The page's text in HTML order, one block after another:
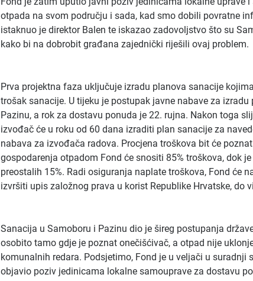
otpada na svom području i sada, kad smo dobili povratne
istaknuo je direktor Balen te iskazao zadovoljstvo što su
kako bi na dobrobit građana zajednički riješili ovaj problem.
Prva projektna faza uključuje izradu planova sanacije
trošak sanacije. U tijeku je postupak javne nabave za
Pazinu, a rok za dostavu ponuda je 22. rujna. Nakon toga
izvođač će u roku od 60 dana izraditi plan sanacije za
nabava za izvođača radova. Procjena troškova bit će
gospodarenja otpadom Fond će snositi 85% troškova, dok
preostalih 15%. Radi osiguranja naplate troškova, Fond će
izvršiti upis založnog prava u korist Republike Hrvatske, do
Sanacija u Samoboru i Pazinu dio je šireg postupanja
osobito tamo gdje je poznat onečišćivač, a otpad nije
komunalnih redara. Podsjetimo, Fond je u veljači u
objavio poziv jedinicama lokalne samouprave za dostavu